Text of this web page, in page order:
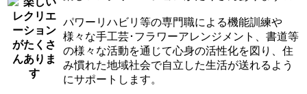
パワーリハビリ等の専門職による機能訓練や
様々な手工芸･フラワーアレンジメント、書道等
の様々な活動を通じて心身の活性化を図り、住
み慣れた地域社会で自立した生活が送れるよう
にサポートします。